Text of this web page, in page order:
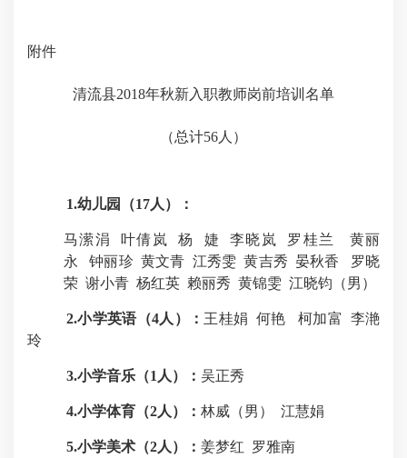
附件
清流县2018年秋新入职教师岗前培训名单
（总计56 人）
1.幼儿园（17人）：
马潆涓 叶倩岚 杨 婕 李晓岚 罗桂兰
黄丽
永
钟丽珍 黄文青 江秀雯 黄吉秀 晏秋香
罗晓
荣 谢小青 杨红英 赖丽秀 黄锦雯 江晓钧（男）
2.小学英语（4人）： 王桂娟 何艳 柯加富
李滟
玲
3.小学音乐（1 人）： 吴正秀
4.小学体育（2人）： 林威（男） 江慧娟
5.小学美术（2人）： 姜梦红 罗雅南